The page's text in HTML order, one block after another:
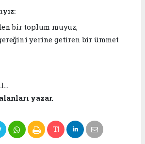
bir toplum muyuz,
yerine getiren bir ümmet
yazar.